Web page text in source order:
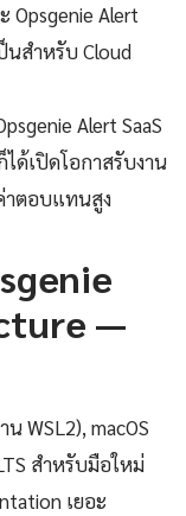
Opsgenie Alert
นสำหรับ Cloud
Alert SaaS
ด้เปิดโอกาสรับงาน
าตอบแทนสูง
—
WSL2), macOS
สำหรับมือใหม่
เยอะ